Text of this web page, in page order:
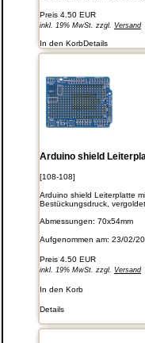
Preis 4.50 EUR
inkl. 19% MwSt. zzgl. Versand
In den KorbDetails
Arduino shield
[108-108]
Arduino shield Leiterplatte
Bestückungsdruck, vergoldet
Abmessungen: 70x54mm
Aufgenommen am: 23/02/
Preis 4.50 EUR
inkl. 19% MwSt. zzgl. Versand
In den Korb
Details